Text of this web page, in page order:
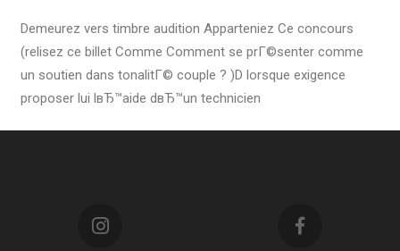
Demeurez vers timbre audition Apparteniez Ce concours
(relisez ce billet Comme Comment se prГ©senter comme
un soutien dans tonalitГ© couple ? )D lorsque exigence
proposer lui lвЂ™aide dвЂ™un technicien